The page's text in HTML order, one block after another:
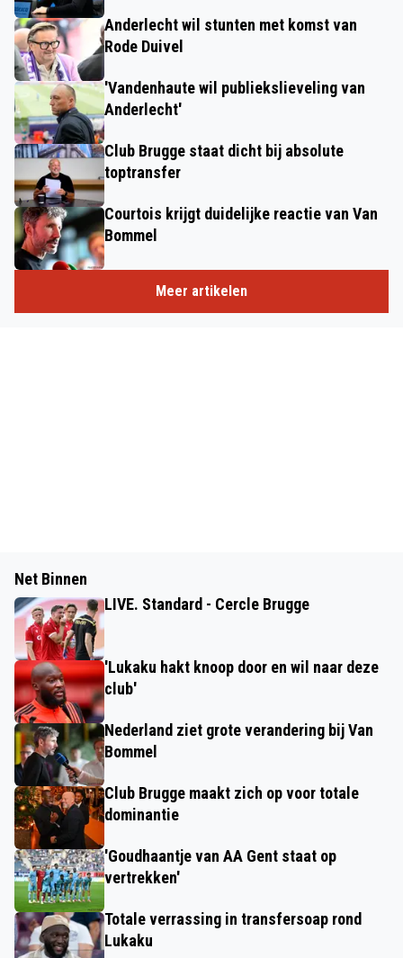
Anderlecht wil stunten met komst van
Rode Duivel
'Vandenhaute wil publiekslieveling van
Anderlecht'
Club Brugge staat dicht bij absolute
toptransfer
Courtois krijgt duidelijke reactie van Van
Bommel
Meer artikelen
Net Binnen
LIVE. Standard - Cercle Brugge
'Lukaku hakt knoop door en wil naar deze
club'
Nederland ziet grote verandering bij Van
Bommel
Club Brugge maakt zich op voor totale
dominantie
'Goudhaantje van AA Gent staat op
vertrekken'
Totale verrassing in transfersoap rond
Lukaku